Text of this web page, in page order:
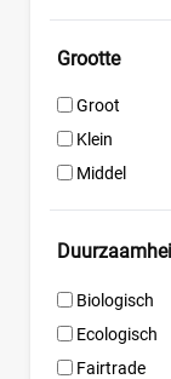
Grootte
Groot
Klein
Middel
Biologisch
Ecologisch
Fairtrade